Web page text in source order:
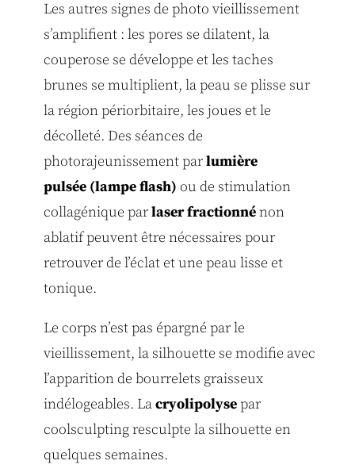
Les autres signes de photo vieillissement
s’amplifient : les pores se dilatent, la
couperose se développe et les taches
brunes se multiplient, la peau se plisse sur
la région périorbitaire, les joues et le
décolleté. Des séances de
photorajeunissement parlumière
pulsée (lampe flash) ou de stimulation
collagénique parlaser fractionnénon
ablatif peuvent être nécessaires pour
retrouver de l’éclat et une peau lisse et
tonique.
Le corps n’est pas épargné par le
vieillissement, la silhouette se modifie avec
l’apparition de bourrelets graisseux
indélogeables. Lacryolipolysepar
coolsculpting resculpte la silhouette en
quelques semaines.